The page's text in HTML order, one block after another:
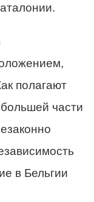
полагают
части
в Бельгии